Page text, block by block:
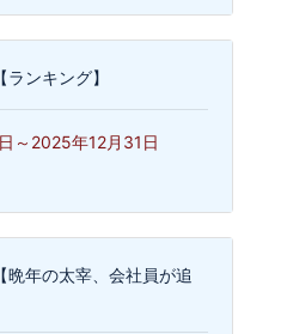
ンキング】
～2025年12月31日
年の太宰、会社員が追